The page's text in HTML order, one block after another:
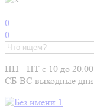
0
0
ПН - ПТ с 10 до 20.00
СБ-ВС выходные дни